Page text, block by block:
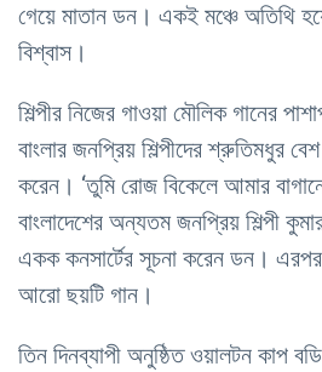
গেয়ে মাতান ডন। একই মঞ্চে অতিথি
বিশ্বাস।
শিল্পীর নিজের গাওয়া মৌলিক গানের
বাংলার জনপ্রিয় শিল্পীদের শ্রুতিমধুর
করেন। ‘তুমি রোজ বিকেলে আমার
বাংলাদেশের অন্যতম জনপ্রিয় শিল্পী
একক কনসার্টের সূচনা করেন ডন।
আরো ছয়টি গান।
তিন দিনব্যাপী অনুষ্ঠিত ওয়ালটন কাপ